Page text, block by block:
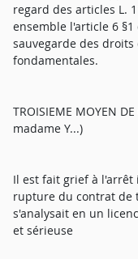
regard des articles L.
ensemble l'article 6
sauvegarde des
fondamentales.
TROISIEME MOYEN
madame Y...)
Il est fait grief à l'arrêt
rupture du contrat de
s'analysait en un
et sérieuse